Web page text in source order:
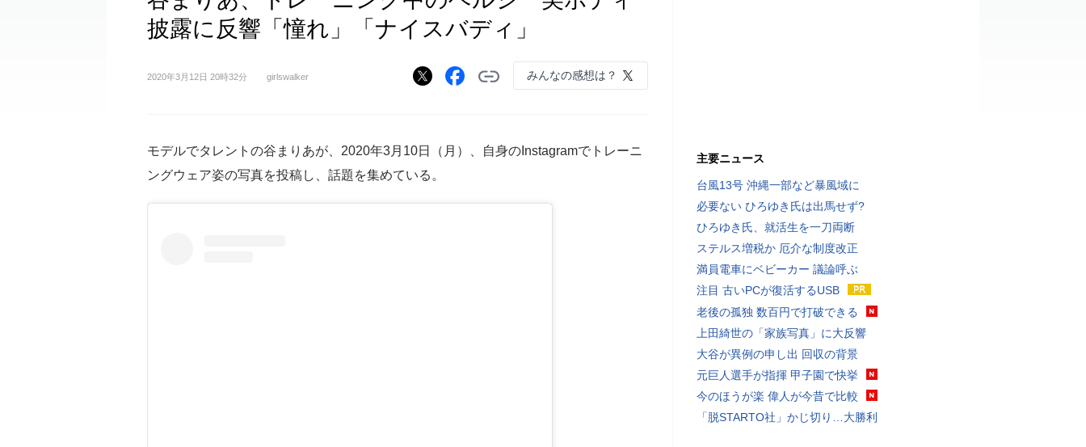
披露に反響「憧れ」「ナイスバディ」
2020年3月12日 20時32分 girlswalker みんなの感想は？
モデルでタレントの谷まりあが、2020年3月10日（月）、自身のInstagramでトレーニ
ングウェア姿の写真を投稿し、話題を集めている。
主要ニュース
台風13号 沖縄一部など暴風域に
必要ない ひろゆき氏は出馬せず?
ひろゆき氏、就活生を一刀両断
ステルス増税か 厄介な制度改正
満員電車にベビーカー 議論呼ぶ
注目 古いPCが復活するUSB
老後の孤独 数百円で打破できる
上田綺世の「家族写真」に大反響
大谷が異例の申し出 回収の背景
元巨人選手が指揮 甲子園で快挙
今のほうが楽 偉人が今昔で比較
「脱STARTO社」かじ切り…大勝利